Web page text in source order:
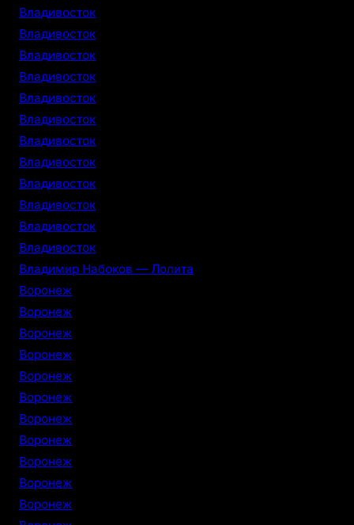
Владивосток
Владивосток
Владивосток
Владивосток
Владивосток
Владивосток
Владивосток
Владивосток
Владивосток
Владивосток
Владивосток
Владивосток
Владимир Набоков — Лолита
Воронеж
Воронеж
Воронеж
Воронеж
Воронеж
Воронеж
Воронеж
Воронеж
Воронеж
Воронеж
Воронеж